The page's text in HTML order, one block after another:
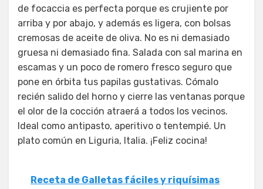
de focaccia es perfecta porque es crujiente por
arriba y por abajo, y además es ligera, con bolsas
cremosas de aceite de oliva. No es ni demasiado
gruesa ni demasiado fina. Salada con sal marina en
escamas y un poco de romero fresco seguro que
pone en órbita tus papilas gustativas. Cómalo
recién salido del horno y cierre las ventanas porque
el olor de la cocción atraerá a todos los vecinos.
Ideal como antipasto, aperitivo o tentempié. Un
plato común en Liguria, Italia. ¡Feliz cocina!
Receta de Galletas fáciles y riquísimas